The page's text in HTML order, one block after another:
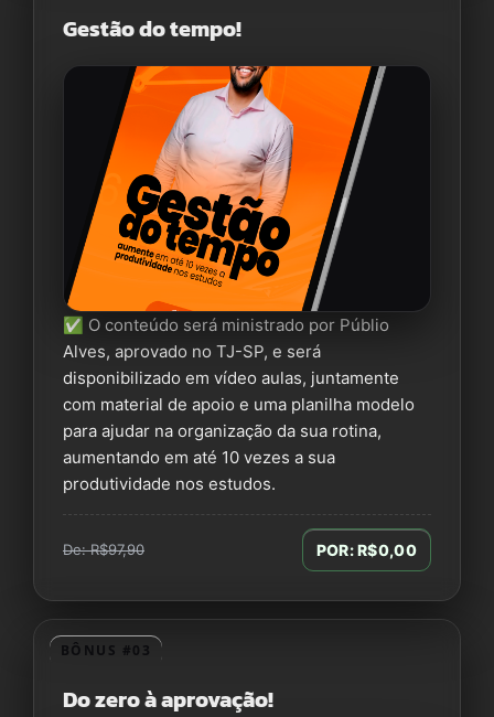
Gestão do tempo!
✅ O conteúdo será ministrado por Públio
Alves, aprovado no TJ-SP, e será
disponibilizado em vídeo aulas, juntamente
com material de apoio e uma planilha modelo
para ajudar na organização da sua rotina,
aumentando em até 10 vezes a sua
produtividade nos estudos.
De: R$97,90 POR: R$0,00
BÔNUS #03
Do zero à aprovação!